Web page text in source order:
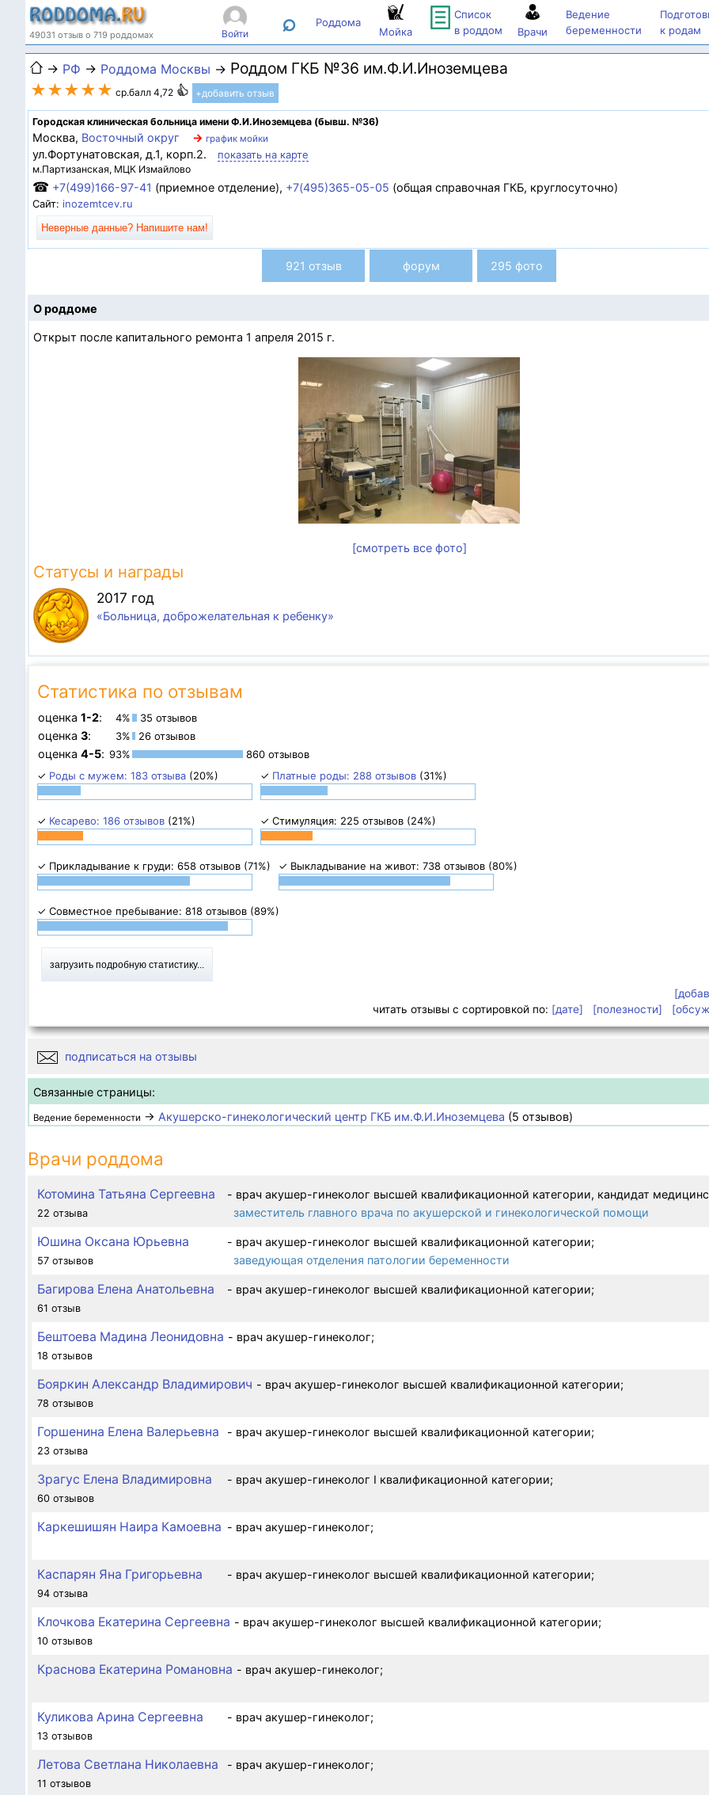
49031 отзыв о 719 роддомах Войти ⌕ Роддома
Мойка
Список
в роддом
Врачи
Ведение
беременности
к родам
→ РФ → Роддома Москвы → Роддом ГКБ №36 им.Ф.И.Иноземцева
★★★★★ ср.балл 4,72 +добавить отзыв
Городская клиническая больница имени Ф.И.Иноземцева (бывш. №36)
Москва, Восточный округ → график мойки
ул.Фортунатовская, д.1, корп.2. показать на карте
м.Партизанская, МЦК Измайлово
☎ +7(499)166-97-41 (приемное отделение), +7(495)365-05-05 (общая справочная ГКБ, круглосуточно)
Сайт: inozemtcev.ru
Неверные данные? Напишите нам!
921 отзыв форум 295 фото
О роддоме
Открыт после капитального ремонта 1 апреля 2015 г.
[смотреть все фото]
Статусы и награды
2017 год
«Больница, доброжелательная к ребенку»
Статистика по отзывам
оценка 1-2: 4% 35 отзывов
оценка 3: 3% 26 отзывов
оценка 4-5: 93%
860 отзывов
✓ Роды с мужем: 183 отзыва (20%) ✓ Платные роды: 288 отзывов (31%)
✓ Кесарево: 186 отзывов (21%) ✓ Стимуляция: 225 отзывов (24%)
✓ Прикладывание к груди: 658 отзывов (71%) ✓ Выкладывание на живот: 738 отзывов (80%)
✓ Совместное пребывание: 818 отзывов (89%)
загрузить подробную статистику...
читать отзывы с сортировкой по: [дате] [полезности]
подписаться на отзывы
Связанные страницы:
Ведение беременности → Акушерско-гинекологический центр ГКБ им.Ф.И.Иноземцева (5 отзывов)
Врачи роддома
Котомина Татьяна Сергеевна
22 отзыва
- врач акушер-гинеколог высшей квалификационной категории, кандидат
заместитель главного врача по акушерской и гинекологической помощи
Юшина Оксана Юрьевна
57 отзывов
- врач акушер-гинеколог высшей квалификационной категории;
заведующая отделения патологии беременности
Багирова Елена Анатольевна
61 отзыв
- врач акушер-гинеколог высшей квалификационной категории;
Бештоева Мадина Леонидовна
18 отзывов
- врач акушер-гинеколог;
Бояркин Александр Владимирович
78 отзывов
- врач акушер-гинеколог высшей квалификационной категории;
Горшенина Елена Валерьевна
23 отзыва
- врач акушер-гинеколог высшей квалификационной категории;
Зрагус Елена Владимировна
60 отзывов
- врач акушер-гинеколог I квалификационной категории;
Каркешишян Наира Камоевна - врач акушер-гинеколог;
Каспарян Яна Григорьевна
94 отзыва
- врач акушер-гинеколог высшей квалификационной категории;
Клочкова Екатерина Сергеевна
10 отзывов
- врач акушер-гинеколог высшей квалификационной категории;
Краснова Екатерина Романовна - врач акушер-гинеколог;
Куликова Арина Сергеевна
13 отзывов
- врач акушер-гинеколог;
Летова Светлана Николаевна
11 отзывов
- врач акушер-гинеколог;